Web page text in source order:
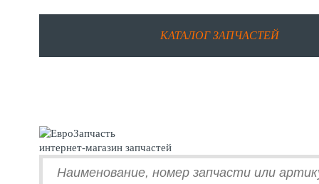
КАТАЛОГ ЗАПЧАСТЕЙ
интернет-магазин запчастей